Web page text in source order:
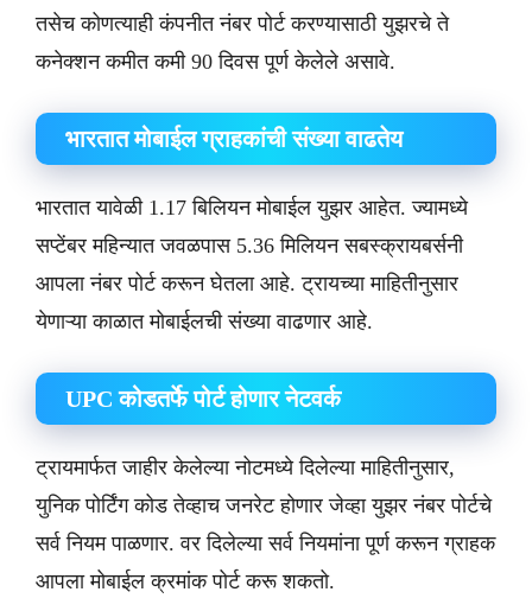
तसेच कोणत्याही कंपनीत नंबर पोर्ट करण्यासाठी युझरचे ते
कनेक्शन कमीत कमी 90 दिवस पूर्ण केलेले असावे.
भारतात मोबाईल ग्राहकांची संख्या वाढतेय
भारतात यावेळी 1.17 बिलियन मोबाईल युझर आहेत. ज्यामध्ये
सप्टेंबर महिन्यात जवळपास 5.36 मिलियन सबस्क्रायबर्सनी
आपला नंबर पोर्ट करून घेतला आहे. ट्रायच्या माहितीनुसार
येणाऱ्या काळात मोबाईलची संख्या वाढणार आहे.
UPC कोडतर्फे पोर्ट होणार नेटवर्क
ट्रायमार्फत जाहीर केलेल्या नोटमध्ये दिलेल्या माहितीनुसार,
युनिक पोर्टिंग कोड तेव्हाच जनरेट होणार जेव्हा युझर नंबर पोर्टचे
सर्व नियम पाळणार. वर दिलेल्या सर्व नियमांना पूर्ण करून ग्राहक
आपला मोबाईल क्रमांक पोर्ट करू शकतो.